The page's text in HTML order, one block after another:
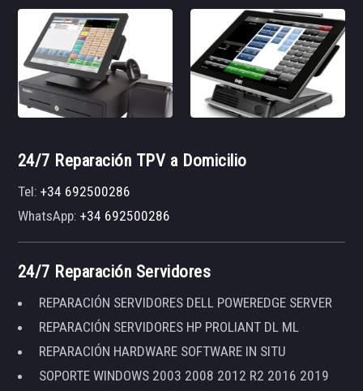
24/7 Reparación TPV a Domicilio
Tel:+34 692500286
WhatsApp:+34 692500286
24/7 Reparación Servidores
REPARACIÓN SERVIDORES DELL POWEREDGE SERVER
REPARACIÓN SERVIDORES HP PROLIANT DL ML
REPARACIÓN HARDWARE SOFTWARE IN SITU
SOPORTE WINDOWS 2003 2008 2012 R2 2016 2019